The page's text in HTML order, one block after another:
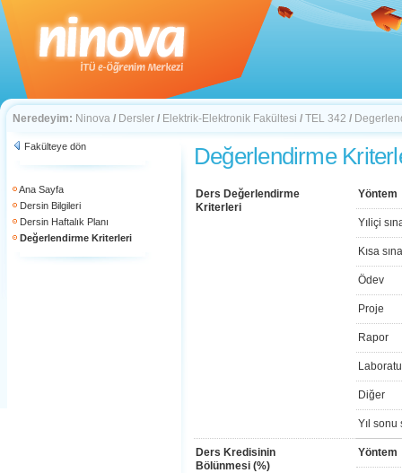
Neredeyim: Ninova / Dersler / Elektrik-Elektronik Fakültesi / TEL 342 /
Fakülteye dön
Ana Sayfa
Dersin Bilgileri
Dersin Haftalık Planı
Değerlendirme Kriterleri
Değerlendirme
Ders Değerlendirme
Kriterleri
Yöntem
Yıliçi
Kısa
Ödev
Proje
Rapor
Diğer
Yıl sonu
Ders Kredisinin
Bölünmesi (%)
Yöntem